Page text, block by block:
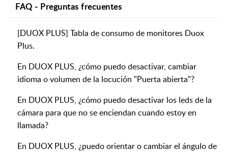
FAQ - Preguntas frecuentes
[DUOX PLUS] Tabla de consumo de monitores Duox
Plus.
En DUOX PLUS, ¿cómo puedo desactivar, cambiar
idioma o volumen de la locución "Puerta abierta"?
En DUOX PLUS, ¿cómo puedo desactivar los leds de la
cámara para que no se enciendan cuando estoy en
llamada?
En DUOX PLUS, ¿puedo orientar o cambiar el ángulo de